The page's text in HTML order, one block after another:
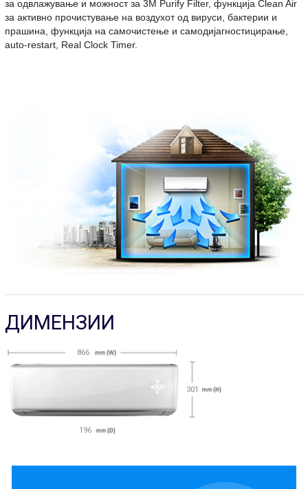
за одвлажување и можност за 3М Purify Filter, функција Clean Air
за активно прочистување на воздухот од вируси, бактерии и
прашина, функција на самочистење и самодијагностицирање,
аuto-restart, Real Clock Timer.
ДИМЕНЗИИ
866
301
196